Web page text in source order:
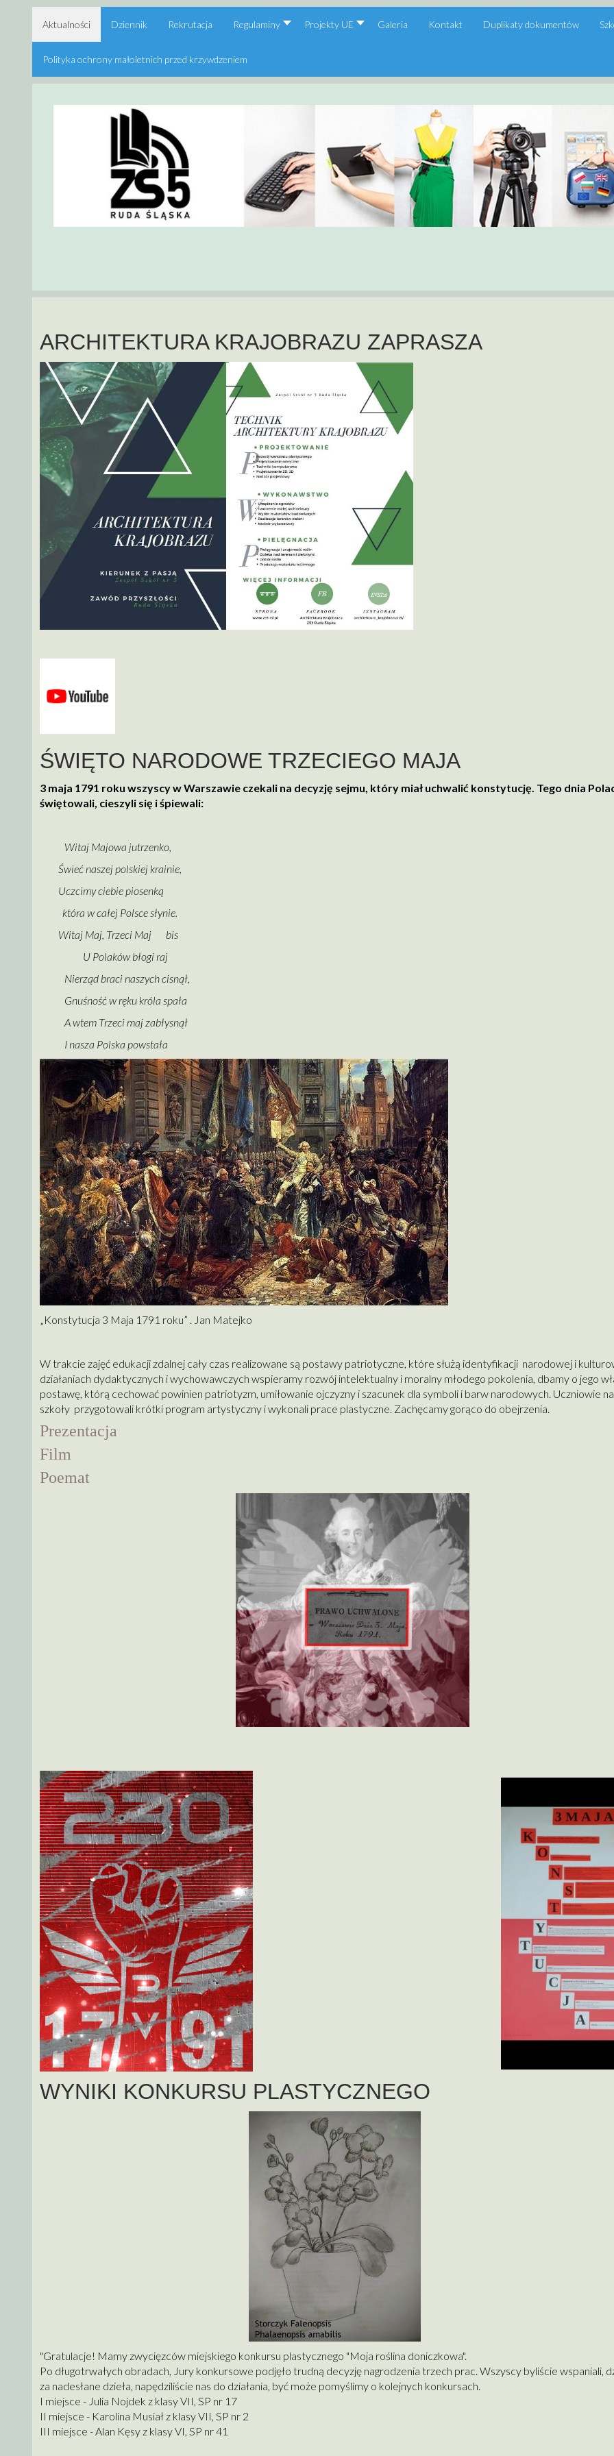
Aktualności Dziennik Rekrutacja Regulaminy Projekty UE Galeria Kontakt Duplikaty dokumentów
Polityka ochrony małoletnich przed krzywdzeniem
ARCHITEKTURA KRAJOBRAZU ZAPRASZA
ŚWIĘTO NARODOWE TRZECIEGO MAJA
3 maja 1791 roku wszyscy w Warszawie czekali na decyzję sejmu, który miał uchwalić konstytucję. Tego dnia
świętowali, cieszyli się i śpiewali:
Witaj Majowa jutrzenko,
Świeć naszej polskiej krainie,
Uczcimy ciebie piosenką
która w całej Polsce słynie.
Witaj Maj, Trzeci Maj bis
U Polaków błogi raj
Nierząd braci naszych cisnął,
Gnuśność w ręku króla spała
A wtem Trzeci maj zabłysnął
I nasza Polska powstała
„Konstytucja 3 Maja 1791 roku” . Jan Matejko
W trakcie zajęć edukacji zdalnej cały czas realizowane są postawy patriotyczne, które służą identyfikacji narodowej i
działaniach dydaktycznych i wychowawczych wspieramy rozwój intelektualny i moralny młodego pokolenia, dbamy o jego
postawę, którą cechować powinien patriotyzm, umiłowanie ojczyzny i szacunek dla symboli i barw narodowych. Uczniowie
szkoły przygotowali krótki program artystyczny i wykonali prace plastyczne. Zachęcamy gorąco do obejrzenia.
Prezentacja
Film
Poemat
WYNIKI KONKURSU PLASTYCZNEGO
"Gratulacje! Mamy zwycięzców miejskiego konkursu plastycznego "Moja roślina doniczkowa".
Po długotrwałych obradach, Jury konkursowe podjęło trudną decyzję nagrodzenia trzech prac. Wszyscy byliście wspaniali,
za nadesłane dzieła, napędziliście nas do działania, być może pomyślimy o kolejnych konkursach.
I miejsce - Julia Nojdek z klasy VII, SP nr 17
II miejsce - Karolina Musiał z klasy VII, SP nr 2
III miejsce - Alan Kęsy z klasy VI, SP nr 41